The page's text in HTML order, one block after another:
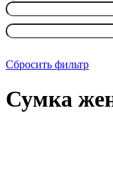
Сбросить фильтр
Сумка